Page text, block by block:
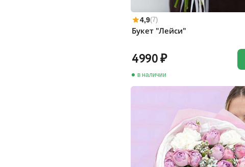
4,9(7)
Букет "Лейси"
4990
в наличии